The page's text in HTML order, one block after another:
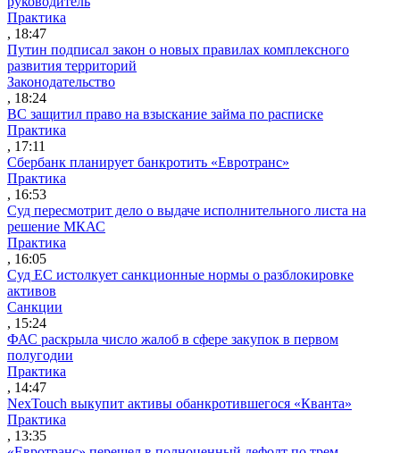
Практика
, 18:47
Путин подписал закон о новых правилах комплексного
развития территорий
Законодательство
, 18:24
ВС защитил право на взыскание займа по расписке
Практика
, 17:11
Сбербанк планирует банкротить «Евротранс»
Практика
, 16:53
Суд пересмотрит дело о выдаче исполнительного листа на
решение МКАС
Практика
, 16:05
Суд ЕС истолкует санкционные нормы о разблокировке
активов
Санкции
, 15:24
ФАС раскрыла число жалоб в сфере закупок в первом
полугодии
Практика
, 14:47
NexTouch выкупит активы обанкротившегося «Кванта»
Практика
, 13:35